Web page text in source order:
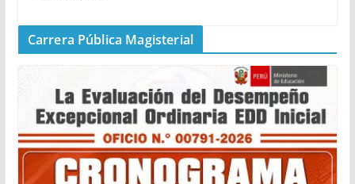
Carrera Pública Magisterial